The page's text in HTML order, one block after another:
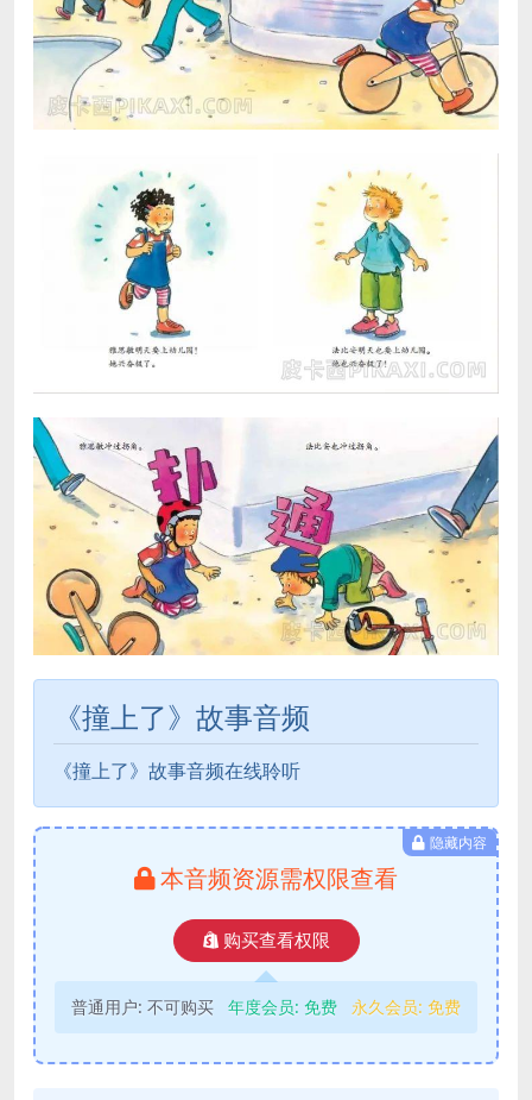
《撞上了》故事音频
《撞上了》故事音频在线聆听
隐藏内容
本音频资源需权限查看
购买查看权限
普通用户: 不可购买 年度会员: 免费 永久会员: 免费